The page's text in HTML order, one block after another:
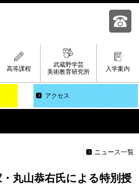
高等課程
武蔵野学芸
美術教育研究所
入学案内
アクセス
ニュース一覧
・丸山恭右氏による特別授